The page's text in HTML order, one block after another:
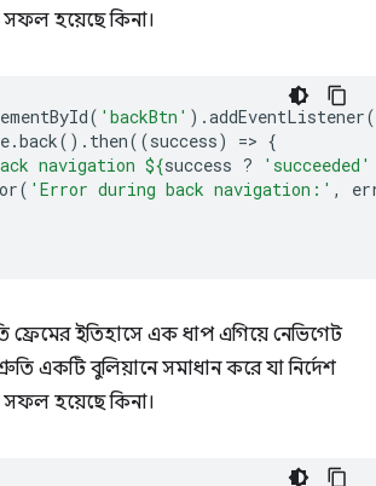
হয়েছে কিনা।
( 'backBtn' ).addEventListener(
.back(). then((success) => {
navigation ${success ?
'succeeded'
( 'Error during back navigation:' ,
ফ্রেমের ইতিহাসে এক ধাপ এগিয়ে নেভিগেট
একটি বুলিয়ানে সমাধান করে যা নির্দেশ
হয়েছে কিনা।